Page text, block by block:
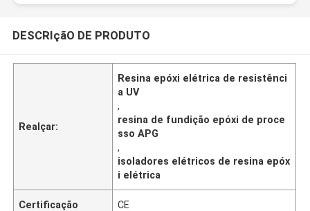
DESCRIçãO DE PRODUTO
Realçar:
Resina epóxi elétrica de resistênci
a UV
,
resina de fundição epóxi de proce
sso APG
,
isoladores elétricos de resina epóx
i elétrica
Certificação CE